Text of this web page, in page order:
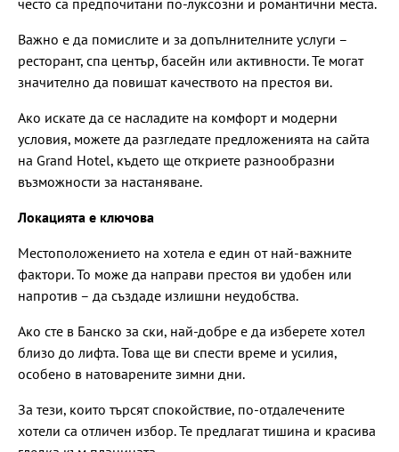
Важно е да помислите и за допълнителните услуги –
ресторант, спа център, басейн или активности. Те могат
значително да повишат качеството на престоя ви.
Ако искате да се насладите на комфорт и модерни
условия, можете да разгледате предложенията на сайта
на Grand Hotel, където ще откриете разнообразни
възможности за настаняване.
Локацията е ключова
Местоположението на хотела е един от най-важните
фактори. То може да направи престоя ви удобен или
напротив – да създаде излишни неудобства.
Ако сте в Банско за ски, най-добре е да изберете хотел
близо до лифта. Това ще ви спести време и усилия,
особено в натоварените зимни дни.
За тези, които търсят спокойствие, по-отдалечените
хотели са отличен избор. Те предлагат тишина и красива